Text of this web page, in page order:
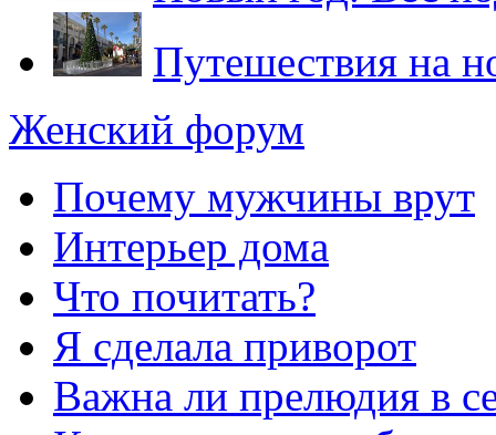
Путешествия на
Женский форум
Почему мужчины врут
Интерьер дома
Что почитать?
Я сделала приворот
Важна ли прелюдия в